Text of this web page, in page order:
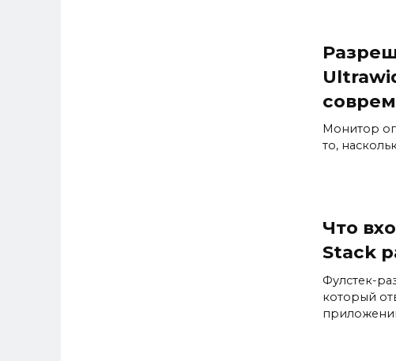
Монитор
то,
Что
Stack
Фулстек-
который